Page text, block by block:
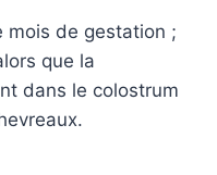
mois de gestation ;
que la
dans le colostrum